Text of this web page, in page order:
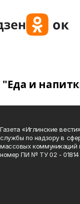
"Еда и
Газета «Иглинские
службы по надзору в
массовых коммуникаций
номер ПИ № ТУ 02 - 01814